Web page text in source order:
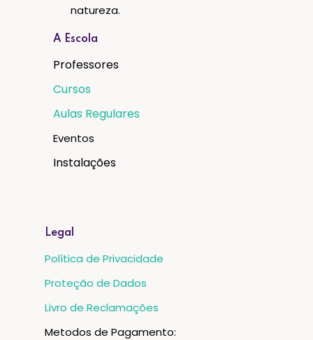
natureza.
A Escola
Professores
Cursos
Aulas Regulares
Eventos
Instalações
Legal
Política de Privacidade
Proteção de Dados
Livro de Reclamações
Metodos de Pagamento: